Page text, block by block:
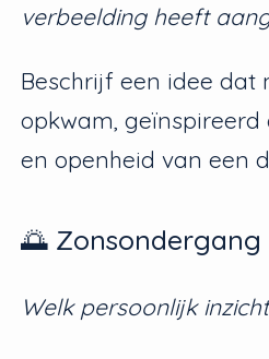
verbeelding heeft
Beschrijf een idee dat
opkwam, geïnspireerd
en openheid van een
🌅 Zonsondergang
Welk persoonlijk